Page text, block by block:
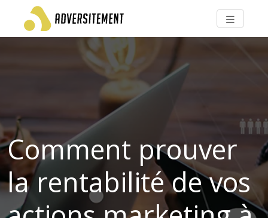
Comment prouver
la rentabilité de vos